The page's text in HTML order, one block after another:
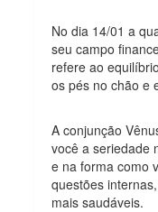
No dia 14/01 a
seu campo
refere ao
os pés no chão e
A conjunção
você a seriedade
e na forma como
questões
mais saudáveis.